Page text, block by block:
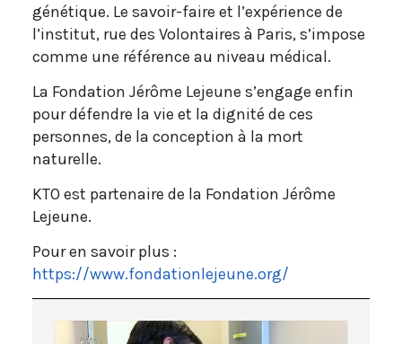
génétique. Le savoir-faire et l’expérience de
l’institut, rue des Volontaires à Paris, s’impose
comme une référence au niveau médical.
La Fondation Jérôme Lejeune s’engage enfin
pour défendre la vie et la dignité de ces
personnes, de la conception à la mort
naturelle.
KTO est partenaire de la Fondation Jérôme
Lejeune.
Pour en savoir plus :
https://www.fondationlejeune.org/